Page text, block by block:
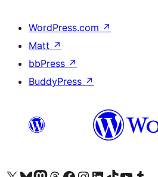
WordPress.com ↗
Matt ↗
bbPress ↗
BuddyPress ↗